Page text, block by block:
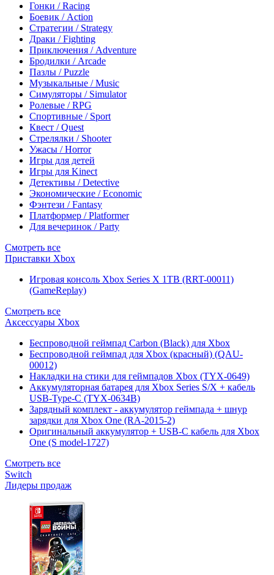
Гонки / Racing
Боевик / Action
Стратегии / Strategy
Драки / Fighting
Приключения / Adventure
Бродилки / Arcade
Пазлы / Puzzle
Музыкальные / Music
Симуляторы / Simulator
Ролевые / RPG
Спортивные / Sport
Квест / Quest
Стрелялки / Shooter
Ужасы / Horror
Игры для детей
Игры для Kinect
Детективы / Detective
Экономические / Economic
Фэнтези / Fantasy
Платформер / Platformer
Для вечеринок / Party
Смотреть все
Приставки Xbox
Игровая консоль Xbox Series X 1TB (RRT-00011)
(GameReplay)
Смотреть все
Аксессуары Xbox
Беспроводной геймпад Carbon (Black) для Xbox
Беспроводной геймпад для Xbox (красный) (QAU-
00012)
Накладки на стики для геймпадов Xbox (TYX-0649)
Аккумуляторная батарея для Xbox Series S/X + кабель
USB-Type-C (TYX-0634B)
Зарядный комплект - аккумулятор геймпада + шнур
зарядки для Xbox One (RA-2015-2)
Оригинальный аккумулятор + USB-C кабель для Xbox
One (S model-1727)
Смотреть все
Switch
Лидеры продаж